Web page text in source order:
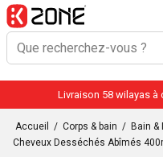
Livraison 58 wilayas
Accueil / Corps & bain / Bain &
Cheveux Desséchés Abîmés